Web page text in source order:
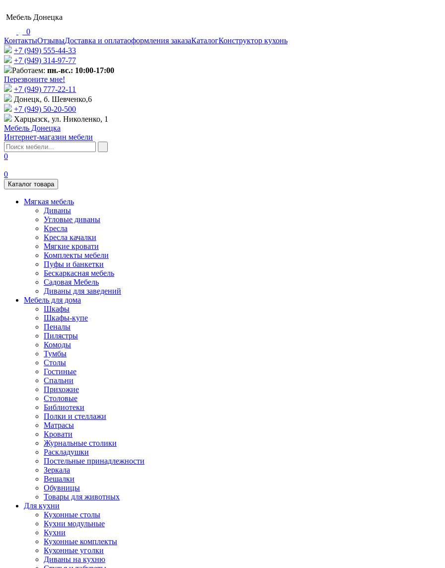
Мебель Донецка
0
КонтактыОтзывыДоставка и оплатаоформления заказаКаталогКонструктор кухонь
+7 (949) 555-44-33
+7 (949) 314-97-77
Работаем: пн.-вс.: 10:00-17:00
Перезвоните мне!
+7 (‎949) 777-22-11
Донецк, б. Шевченко,6
+7 (949) 50-20-500
Харцызск, ул. Николенко, 1
Мебель Донецка
Интернет-магазин мебели
0
0
Каталог товара
Мягкая мебель
Диваны
Угловые диваны
Кресла
Кресла качалки
Мягкие кровати
Комплекты мебели
Пуфы и банкетки
Бескаркасная мебель
Садовая Мебель
Диваны для заведений
Мебель для дома
Шкафы
Шкафы-купе
Пеналы
Пилястры
Комоды
Тумбы
Столы
Гостиные
Спальни
Прихожие
Столовые
Библиотеки
Полки и стеллажи
Матрасы
Кровати
Журнальные столики
Раскладушки
Постельные принадлежности
Зеркала
Вешалки
Обувницы
Товары для животных
Для кухни
Кухонные столы
Кухни модульные
Кухни
Кухонные комплекты
Кухонные уголки
Диваны на кухню